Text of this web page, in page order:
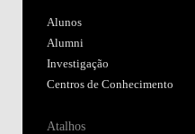
Alunos
Alumni
Investigação
Centros de Conhecimento
Atalhos